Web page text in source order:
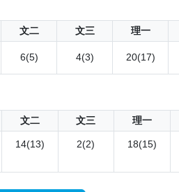
文二 文三 理一
6(5) 4(3) 20(17)
文二
14(13)
文三
2(2)
理一
18(15)